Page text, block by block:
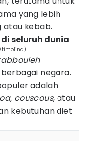
yang lebih
atau kebab.
seluruh dunia
timolina)
negara.
adalah
couscous, atau
kebutuhan diet